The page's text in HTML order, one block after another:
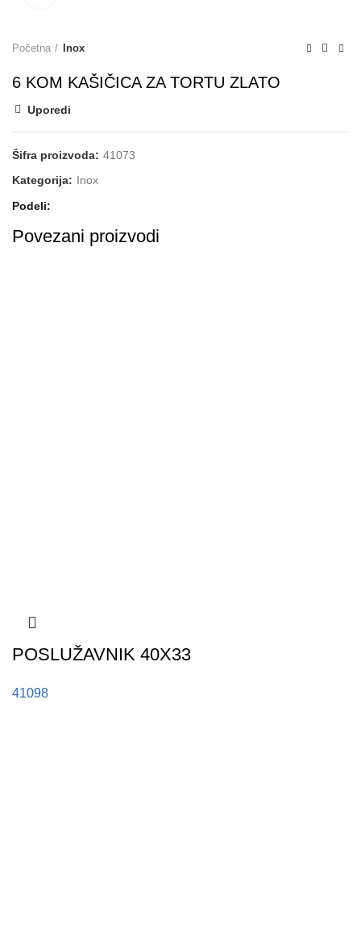
Početna Inox
6 KOM KAŠIČICA ZA TORTU ZLATO
Uporedi
Šifra proizvoda: 41073
Kategorija: Inox
Podeli
Povezani proizvodi
POSLUŽAVNIK 40X33
41098